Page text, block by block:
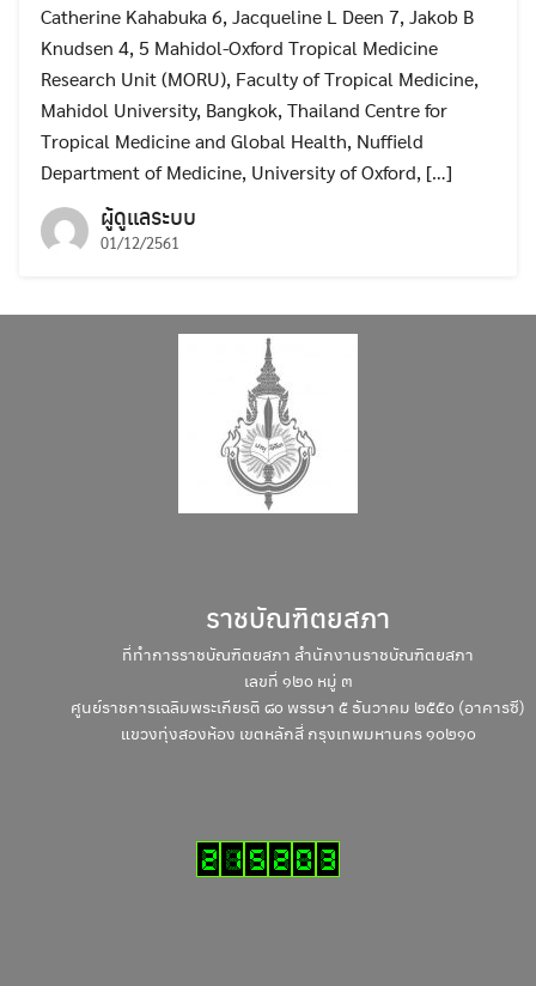
Catherine Kahabuka 6, Jacqueline L Deen 7, Jakob B
Knudsen 4, 5 Mahidol-Oxford Tropical Medicine
Research Unit (MORU), Faculty of Tropical Medicine,
Mahidol University, Bangkok, Thailand Centre for
Tropical Medicine and Global Health, Nuffield
Department of Medicine, University of Oxford, […]
ผู้ดูแลระบบ
01/12/2561
ราชบัณฑิตยสภา
ที่ทำการราชบัณฑิตยสภา สำนักงานราชบัณฑิตยสภา
เลขที่ ๑๒๐ หมู่ ๓
ศูนย์ราชการเฉลิมพระเกียรติ ๘๐ พรรษา ๕ ธันวาคม ๒๕๕๐ (อาคารซี)
แขวงทุ่งสองห้อง เขตหลักสี่ กรุงเทพมหานคร ๑๐๒๑๐